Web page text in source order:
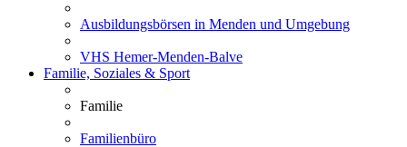
Ausbildungsbörsen in Menden und Umgebung
VHS Hemer-Menden-Balve
Familie, Soziales & Sport
Familie
Familienbüro